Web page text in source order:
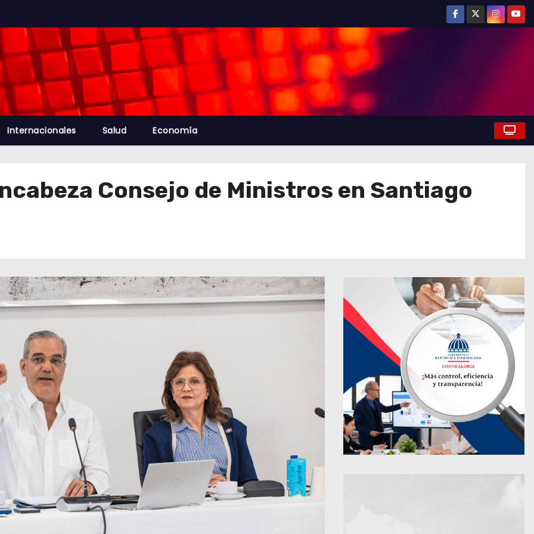
Internacionales Salud Economía
Consejo de Ministros en Santiago